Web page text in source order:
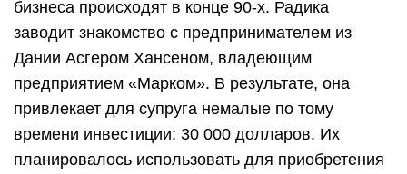
бизнеса происходят в конце 90-х. Радика
заводит знакомство с предпринимателем из
Дании Асгером Хансеном, владеющим
предприятием «Марком». В результате, она
привлекает для супруга немалые по тому
времени инвестиции: 30 000 долларов. Их
планировалось использовать для приобретения